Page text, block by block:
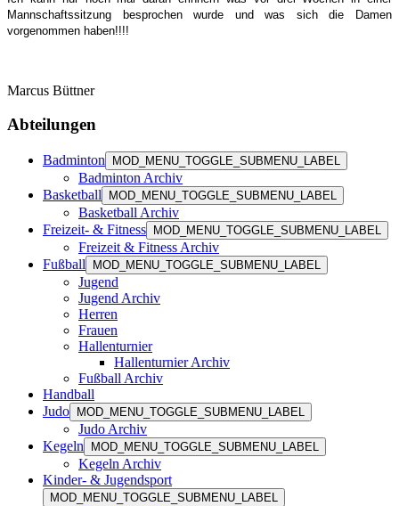
Mannschaftssitzung besprochen wurde und was sich die Damen
vorgenommen haben!!!!
Marcus Büttner
Abteilungen
Badminton MOD_MENU_TOGGLE_SUBMENU_LABEL
Badminton Archiv
Basketball
MOD_MENU_TOGGLE_SUBMENU_LABEL
Basketball Archiv
Freizeit- & Fitness
MOD_MENU_TOGGLE_SUBMENU_LABEL
Freizeit & Fitness Archiv
Fußball
MOD_MENU_TOGGLE_SUBMENU_LABEL
Jugend
Jugend Archiv
Herren
Frauen
Hallenturnier
Hallenturnier Archiv
Fußball Archiv
Handball
Judo
MOD_MENU_TOGGLE_SUBMENU_LABEL
Judo Archiv
Kegeln
MOD_MENU_TOGGLE_SUBMENU_LABEL
Kegeln Archiv
Kinder- & Jugendsport
MOD_MENU_TOGGLE_SUBMENU_LABEL